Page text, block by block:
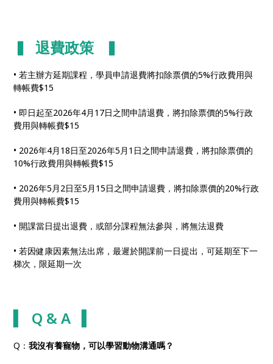
▍ 退費政策 ▍
• 若主辦方延期課程，學員申請退費將扣除票價的5%行政費用與
轉帳費$15
• 即日起至2026年4月17日之間申請退費，將扣除票價的5%行政
費用與轉帳費$15
• 2026年4月18日至2026年5月1日之間申請退費，將扣除票價的
10%行政費用與轉帳費$15
• 2026年5月2日至5月15日之間申請退費，將扣除票價的20%行政
費用與轉帳費$15
• 開課當日提出退費，或部分課程無法參與，將無法退費
• 若因健康因素無法出席，最遲於開課前一日提出，可延期至下一
梯次，限延期一次
▍ Q & A ▍
Q：我沒有養寵物，可以學習動物溝通嗎？